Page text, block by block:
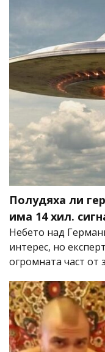
Полудяха ли
има 14 хил.
Небето над
интерес, но
огромната част от